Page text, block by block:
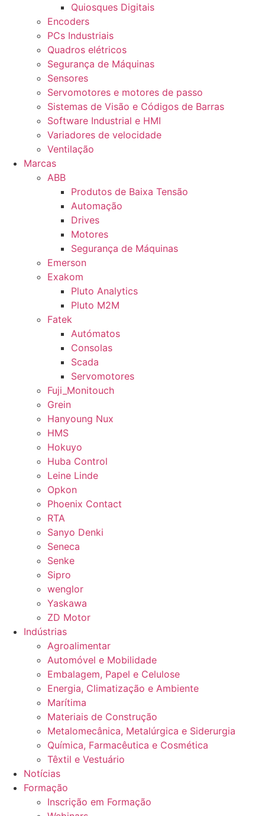
Quiosques Digitais
Encoders
PCs Industriais
Quadros elétricos
Segurança de Máquinas
Sensores
Servomotores e motores de passo
Sistemas de Visão e Códigos de Barras
Software Industrial e HMI
Variadores de velocidade
Ventilação
Marcas
ABB
Produtos de Baixa Tensão
Automação
Drives
Motores
Segurança de Máquinas
Emerson
Exakom
Pluto Analytics
Pluto M2M
Fatek
Autómatos
Consolas
Scada
Servomotores
Fuji_Monitouch
Grein
Hanyoung Nux
HMS
Hokuyo
Huba Control
Leine Linde
Opkon
Phoenix Contact
RTA
Sanyo Denki
Seneca
Senke
Sipro
wenglor
Yaskawa
ZD Motor
Indústrias
Agroalimentar
Automóvel e Mobilidade
Embalagem, Papel e Celulose
Energia, Climatização e Ambiente
Marítima
Materiais de Construção
Metalomecânica, Metalúrgica e Siderurgia
Química, Farmacêutica e Cosmética
Têxtil e Vestuário
Notícias
Formação
Inscrição em Formação